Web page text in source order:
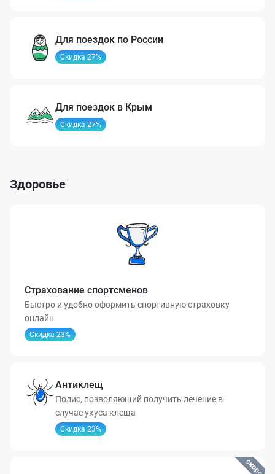
Для поездок по России
Скидка 27%
Для поездок в Крым
Скидка 27%
Здоровье
Страхование спортсменов
Быстро и удобно оформить спортивную страховку
онлайн
Скидка 23%
Антиклещ
Полис, позволяющий получить лечение в
случае укуса клеща
Скидка 23%